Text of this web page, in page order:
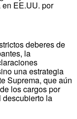
EE.UU. por
deberes de
la
una estrategia
Suprema, que aún
los cargos por
descubierto la